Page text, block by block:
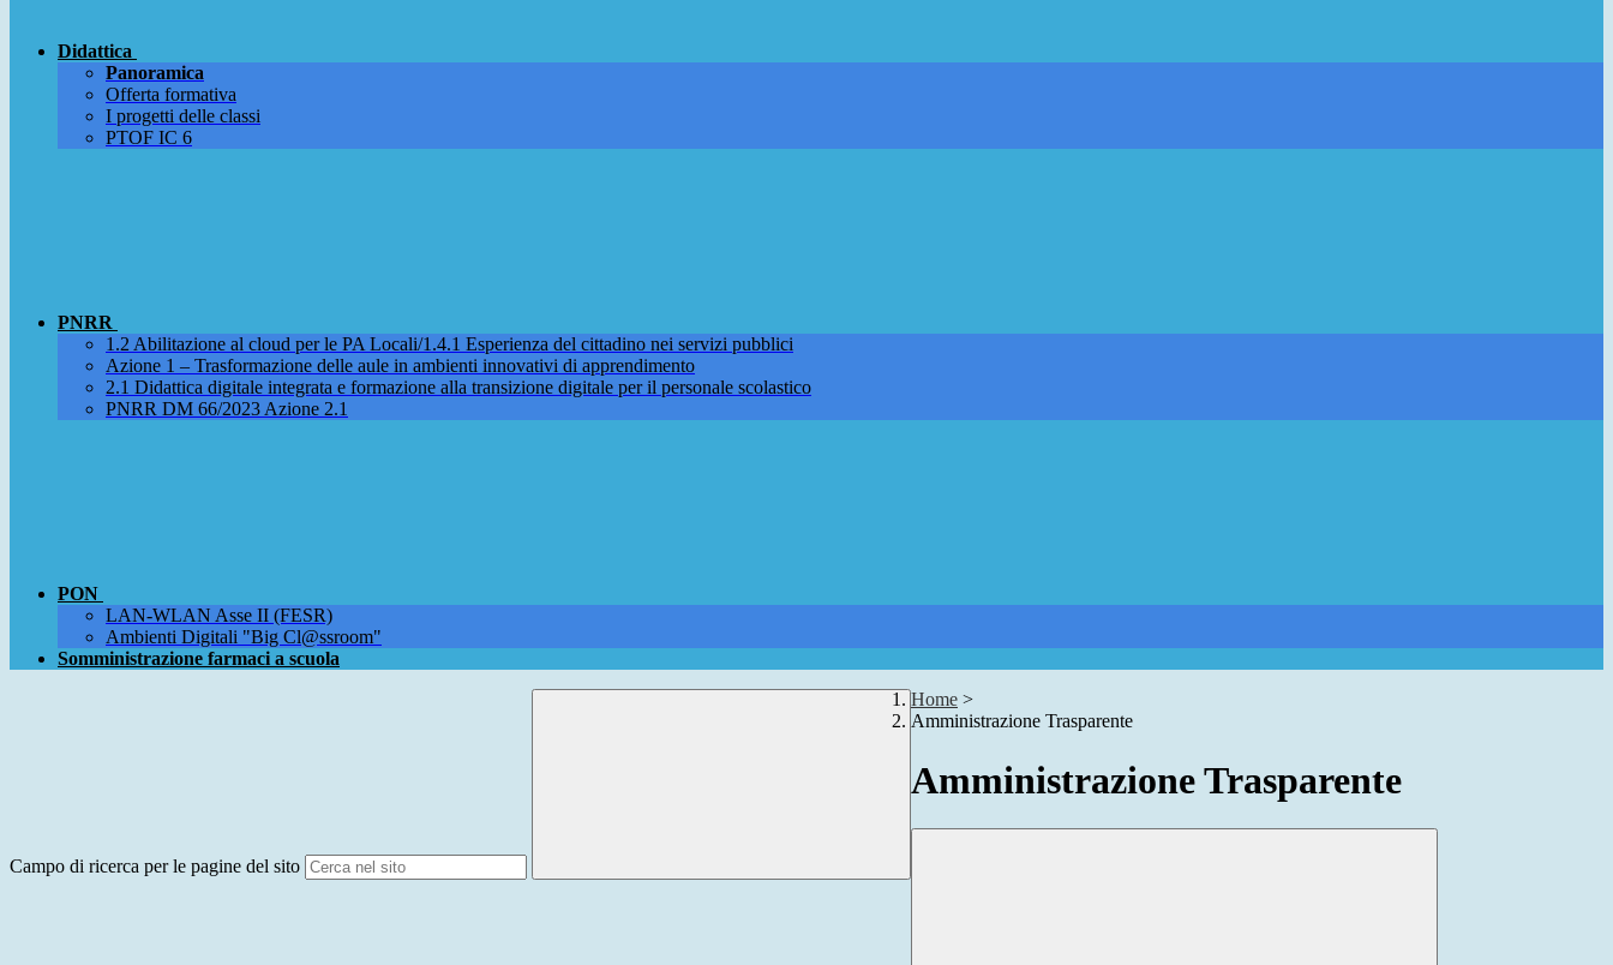
Didattica
Panoramica
Offerta formativa
I progetti delle classi
PTOF IC 6
PNRR
1.2 Abilitazione al cloud per le PA Locali/1.4.1 Esperienza del cittadino nei servizi pubblici
Azione 1 – Trasformazione delle aule in ambienti innovativi di apprendimento
2.1 Didattica digitale integrata e formazione alla transizione digitale per il personale scolastico
PNRR DM 66/2023 Azione 2.1
PON
LAN-WLAN Asse II (FESR)
Ambienti Digitali "Big Cl@ssroom"
Somministrazione farmaci a scuola
Campo di ricerca per le pagine del sito
Home >
Amministrazione Trasparente
Amministrazione Trasparente